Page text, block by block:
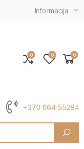
Informacija
+370 664 55284
0 0 0